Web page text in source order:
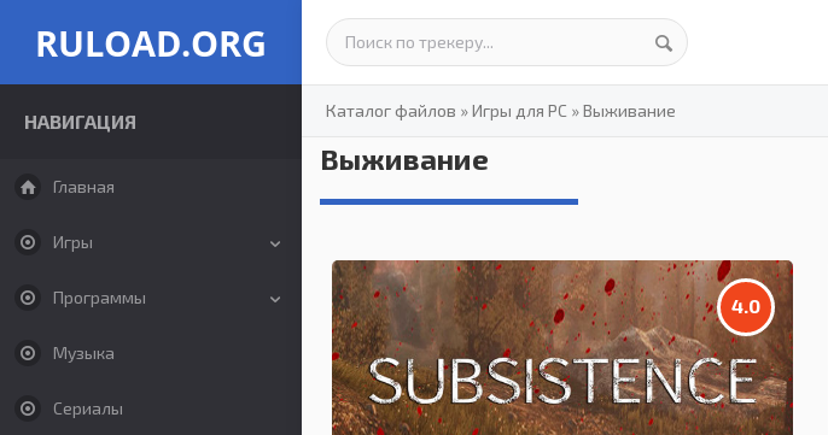
RULOAD.ORG
НАВИГАЦИЯ
Главная
Игры
Программы
Музыка
Сериалы
Каталог файлов »Игры для PC »Выживание
Выживание
4.0